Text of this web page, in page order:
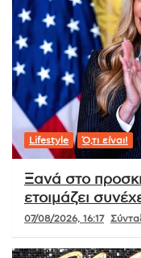
Lifestyle Ό,τι είναι!
Ξανά στο
ετοιμάζει
07/08/2026, 16:17